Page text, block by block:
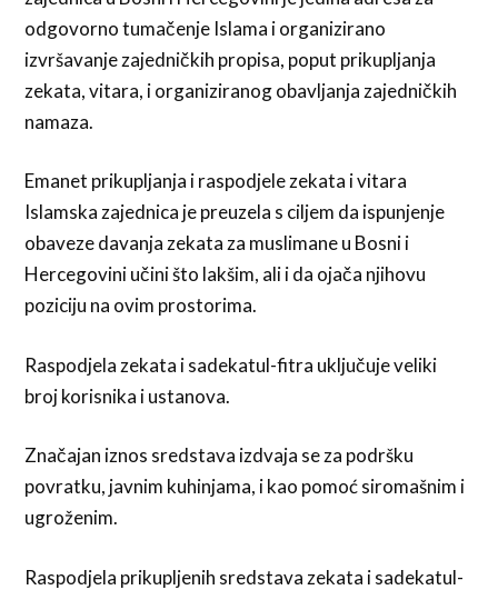
odgovorno tumačenje Islama i organizirano
izvršavanje zajedničkih propisa, poput prikupljanja
zekata, vitara, i organiziranog obavljanja zajedničkih
namaza.
Emanet prikupljanja i raspodjele zekata i vitara
Islamska zajednica je preuzela s ciljem da ispunjenje
obaveze davanja zekata za muslimane u Bosni i
Hercegovini učini što lakšim, ali i da ojača njihovu
poziciju na ovim prostorima.
Raspodjela zekata i sadekatul-fitra uključuje veliki
broj korisnika i ustanova.
Značajan iznos sredstava izdvaja se za podršku
povratku, javnim kuhinjama, i kao pomoć siromašnim i
ugroženim.
Raspodjela prikupljenih sredstava zekata i sadekatul-